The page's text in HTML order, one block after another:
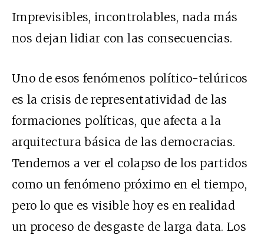
Imprevisibles, incontrolables, nada más
nos dejan lidiar con las consecuencias.
Uno de esos fenómenos político-telúricos
es la crisis de representatividad de las
formaciones políticas, que afecta a la
arquitectura básica de las democracias.
Tendemos a ver el colapso de los partidos
como un fenómeno próximo en el tiempo,
pero lo que es visible hoy es en realidad
un proceso de desgaste de larga data. Los